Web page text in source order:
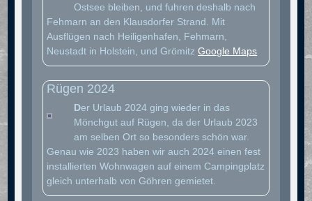
Ostsee bleiben, und fuhren deshalb nach
Fehmarn an den Klausdorfer Strand. Mit
Ausflügen nach Heiligenhafen, Fehmarn,
Neustadt in Holstein, und GrömitzGoogle Maps
Rügen 2024
Der Urlaub 2024 ging wieder in das
Mönchgut auf Rügen, da der Urlaub 2023
am selben Ort so besonders schön war.
Genau wie 2023 haben wir auch 2024 einen fest
installierten Wohnwagen auf einem Campingplatz
gleich unterhalb von Göhren gemietet.